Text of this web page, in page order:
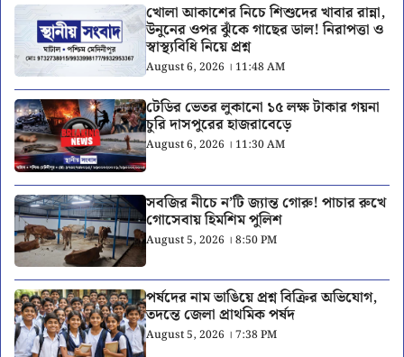
খোলা আকাশের নিচে শিশুদের খাবার রান্না,
উনুনের ওপর ঝুঁকে গাছের ডাল! নিরাপত্তা ও
স্বাস্থ্যবিধি নিয়ে প্রশ্ন
August 6, 2026 । 11:48 AM
টেডির ভেতর লুকানো ১৫ লক্ষ টাকার গয়না
চুরি দাসপুরের হাজরাবেড়ে
August 6, 2026 । 11:30 AM
সবজির নীচে ন’টি জ্যান্ত গোরু! পাচার রুখে
গোসেবায় হিমশিম পুলিশ
August 5, 2026 । 8:50 PM
পর্ষদের নাম ভাঙিয়ে প্রশ্ন বিক্রির অভিযোগ,
তদন্তে জেলা প্রাথমিক পর্ষদ
August 5, 2026 । 7:38 PM